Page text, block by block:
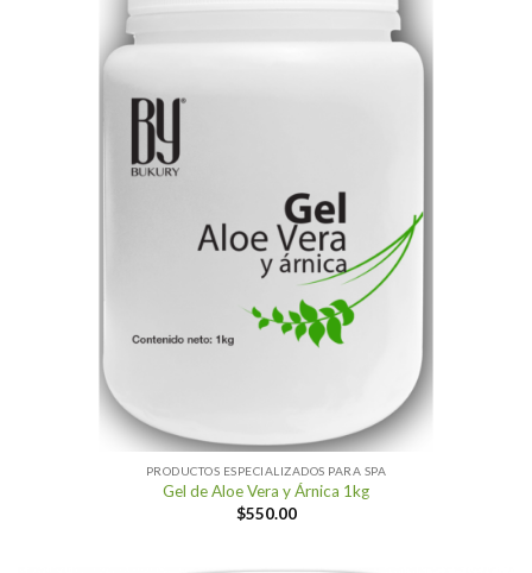
PRODUCTOS ESPECIALIZADOS PARA SPA
Gel de Aloe Vera y Árnica 1kg
$550.00